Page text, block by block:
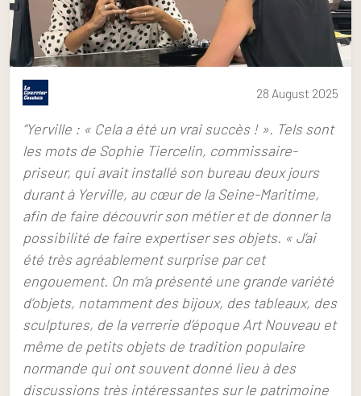
28 August 2025
“Yerville : « Cela a été un vrai succès ! ». Tels sont
les mots de Sophie Tiercelin, commissaire-
priseur, qui avait installé son bureau deux jours
durant à Yerville, au cœur de la Seine-Maritime,
afin de faire découvrir son métier et de donner la
possibilité de faire expertiser ses objets. « J’ai
été très agréablement surprise par cet
engouement. On m’a présenté une grande variété
d’objets, notamment des bijoux, des tableaux, des
sculptures, de la verrerie d’époque Art Nouveau et
même de petits objets de tradition populaire
normande qui ont souvent donné lieu à des
discussions très intéressantes sur le patrimoine